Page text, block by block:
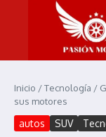
Saltar al contenido
Inicio /Tecnología /
sus motores
autos SUV